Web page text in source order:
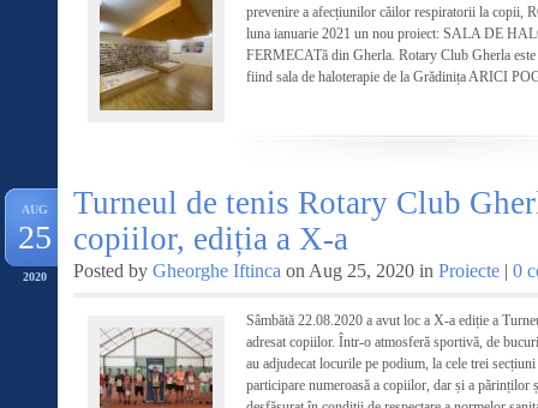
prevenire a afecțiunilor căilor respiratorii la copii,
luna ianuarie 2021 un nou proiect: SALA DE
FERMECATă din Gherla. Rotary Club Gherla
fiind sala de haloterapie de la Grădinița ARICI
AUG
25
2020
Turneul de tenis Rotary Club
copiilor, ediția a X-a
Posted by Gheorghe Iftinca on Aug 25, 2020 in Proiecte | 0
Sâmbătă 22.08.2020 a avut loc a X-a ediție a
adresat copiilor. Într-o atmosferă sportivă, de
au adjudecat locurile pe podium, la cele trei
participare numeroasă a copiilor, dar și a părinților